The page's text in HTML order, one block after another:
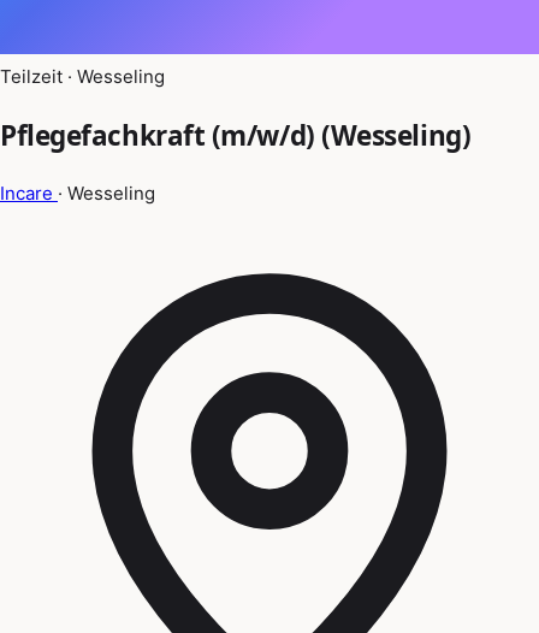
Teilzeit · Wesseling
Pflegefachkraft (m/w/d) (Wesseling)
Incare · Wesseling